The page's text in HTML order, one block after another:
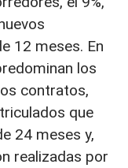
12 meses. En
los
contratos,
que
24 meses y,
realizadas por